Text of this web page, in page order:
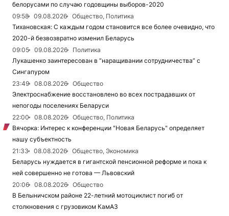
белорусами по случаю годовщины выборов-2020
09:58
09.08.2026
Общество, Политика
Тихановская: С каждым годом становится все более очевидно, что
2020-й безвозвратно изменил Беларусь
09:05
09.08.2026
Политика
Лукашенко заинтересован в “наращивании сотрудничества” с
Сингапуром
23:49
08.08.2026
Общество
Электроснабжение восстановлено во всех пострадавших от
непогоды поселениях Беларуси
22:00
08.08.2026
Общество, Политика
Вячорка: Интерес к конференции "Новая Беларусь" определяет
нашу субъектность
21:33
08.08.2026
Общество, Экономика
Беларусь нуждается в гигантской пенсионной реформе и пока к
ней совершенно не готова — Львовский
20:06
08.08.2026
Общество
В Белыничском районе 22-летний мотоциклист погиб от
столкновения с грузовиком КамАЗ